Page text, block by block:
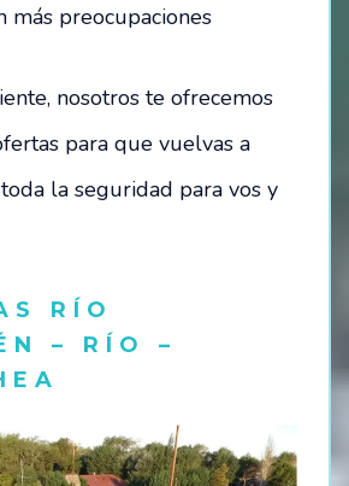
más preocupaciones
nosotros te ofrecemos
para que vuelvas a
la seguridad para vos y
RÍO
– RÍO –